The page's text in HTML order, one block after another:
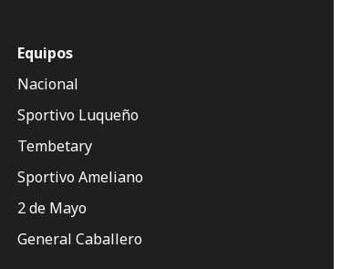
Equipos
Nacional
Sportivo Luqueño
Tembetary
Sportivo Ameliano
2 de Mayo
General Caballero